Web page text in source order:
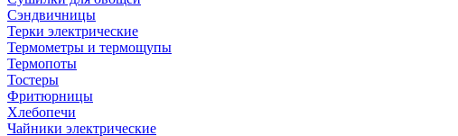
Сэндвичницы
Терки электрические
Термометры и термощупы
Термопоты
Тостеры
Фритюрницы
Хлебопечи
Чайники электрические